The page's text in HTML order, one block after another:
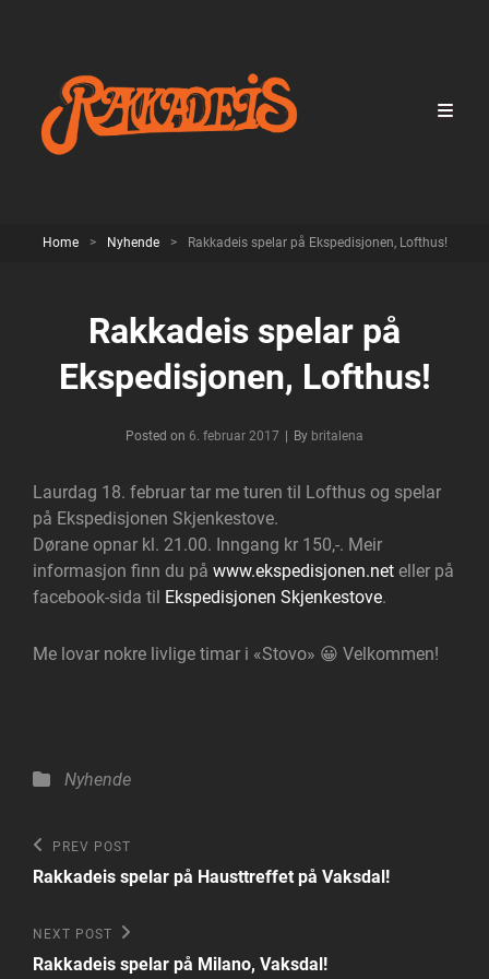
Home > Nyhende > Rakkadeis spelar på Ekspedisjonen, Lofthus!
Rakkadeis spelar på
Ekspedisjonen, Lofthus!
Posted on 6. februar 2017 | By Byline
britalena
Laurdag 18. februar tar me turen til Lofthus og spelar
på Ekspedisjonen Skjenkestove.
Dørane opnar kl. 21.00. Inngang kr 150,-. Meir
informasjon finn du på www.ekspedisjonen.net eller på
facebook-sida til Ekspedisjonen Skjenkestove.
Me lovar nokre livlige timar i «Stovo» 😀 Velkommen!
Categories
Nyhende
Innleggsnavigering
Previous
Post
PREV POST
Rakkadeis spelar på Hausttreffet på Vaksdal!
Next
Post
NEXT POST
Rakkadeis spelar på Milano, Vaksdal!